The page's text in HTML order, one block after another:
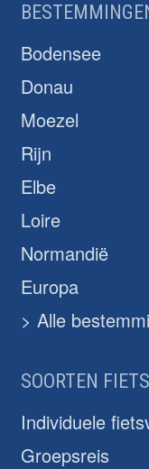
Bodensee
Donau
Moezel
Rijn
Elbe
Loire
Normandië
Europa
> Alle
SOORTEN
Individuele
Groepsreis